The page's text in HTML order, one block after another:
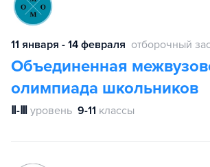
11 января - 14 февраля отборочный
Объединенная
олимпиада школьников
Ⅱ-Ⅲ уровень 9-11 классы